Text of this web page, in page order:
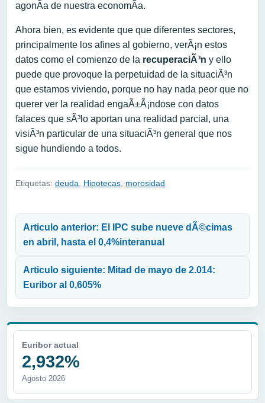
Euribor actual
2,932%
Agosto 2026
agonÃ­a de nuestra economÃ­a.
Ahora bien, es evidente que que diferentes sectores,
principalmente los afines al gobierno, verÃ¡n estos
datos como el comienzo de la recuperaciÃ³n y ello
puede que provoque la perpetuidad de la situaciÃ³n
que estamos viviendo, porque no hay nada peor que no
querer ver la realidad engaÃ±Ã¡ndose con datos
falaces que sÃ³lo aportan una realidad parcial, una
visiÃ³n particular de una situaciÃ³n general que nos
sigue hundiendo a todos.
Etiquetas: deuda Hipotecas morosidad
Articulo anterior: El IPC sube nueve dÃ©cimas
en abril, hasta el 0,4%interanual
Articulo siguiente: Mitad de mayo de 2.014:
Euribor al 0,605%